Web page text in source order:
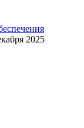
2025